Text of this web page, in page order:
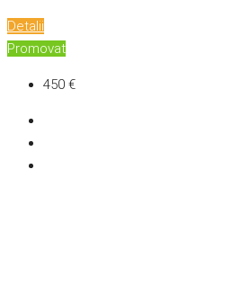
Detalii
Promovat
450 €